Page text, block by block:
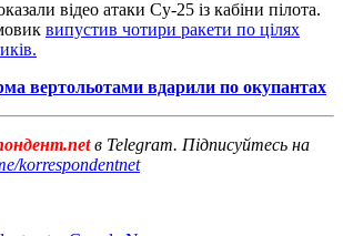
відео атаки Су-25 із кабіни пілота.
випустив чотири ракети по цілях
вертольотами вдарили по окупантах
в Telegram. Підписуйтесь на
korrespondentnet